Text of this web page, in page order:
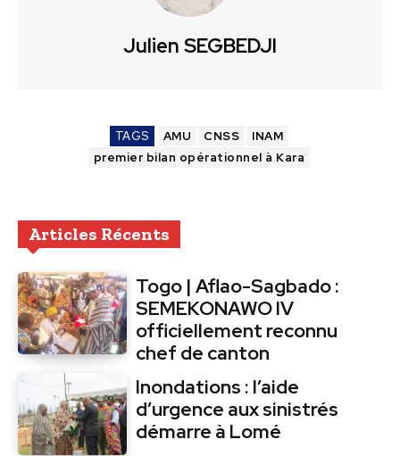
Julien SEGBEDJI
TAGS AMU CNSS
INAM
premier bilan opérationnel à Kara
Articles Récents
Togo | Aflao-Sagbado :
SEMEKONAWO IV
officiellement reconnu
chef de canton
Inondations : l’aide
d’urgence aux sinistrés
démarre à Lomé